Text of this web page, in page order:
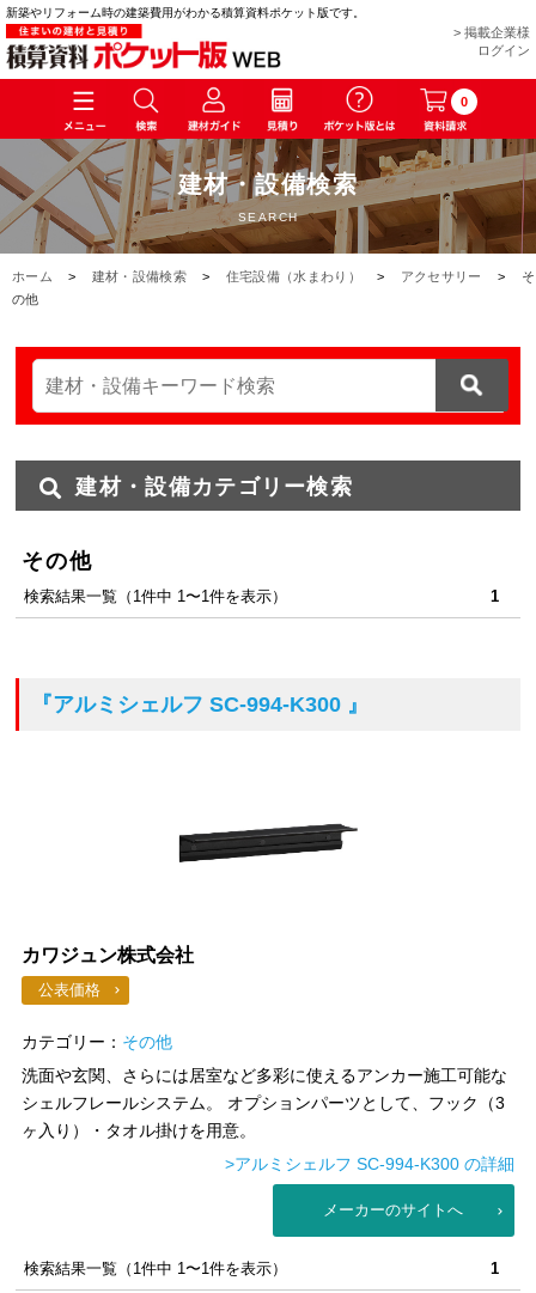
新築やリフォーム時の建築費用がわかる積算資料ポケット版です。
> 掲載企業様
ログイン
0
建材・設備検索
SEARCH
ホーム > 建材・設備検索 > 住宅設備（水まわり） > アクセサリー >
そ
の他
建材・設備カテゴリー検索
その他
検索結果一覧（1件中 1〜1件を表示） 1
『アルミシェルフ SC-994-K300 』
カワジュン株式会社
公表価格
カテゴリー： その他
洗面や玄関、さらには居室など多彩に使えるアンカー施工可能な
シェルフレールシステム。 オプションパーツとして、フック（3
ヶ入り）・タオル掛けを用意。
>アルミシェルフ SC-994-K300 の詳細
メーカーのサイトへ
検索結果一覧（1件中 1〜1件を表示） 1